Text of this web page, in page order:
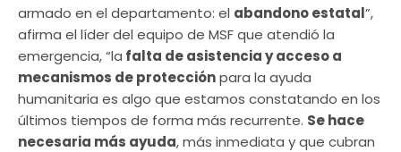
armado en el departamento: el abandono estatal”,
afirma el líder del equipo de MSF que atendió la
emergencia, “la falta de asistencia y acceso a
mecanismos de protecciónpara la ayuda
humanitaria es algo que estamos constatando en los
últimos tiempos de forma más recurrente. Se hace
necesaria más ayuda, más inmediata y que cubran